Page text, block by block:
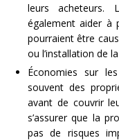
leurs acheteurs.
également aider à
pourraient être
ou l’installation de
Économies sur
souvent des
avant de couvrir
s’assurer que la
pas de risques